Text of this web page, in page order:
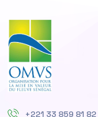
+221 33 859 81 82